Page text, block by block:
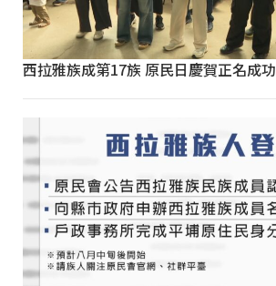
西拉雅族成第17族 原民日慶賀正名成功